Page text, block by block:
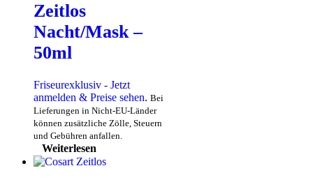
Zeitlos
Nacht/Mask –
50ml
Friseurexklusiv - Jetzt
anmelden & Preise sehen. Bei
Lieferungen in Nicht-EU-Länder
können zusätzliche Zölle, Steuern
und Gebühren anfallen.
Weiterlesen